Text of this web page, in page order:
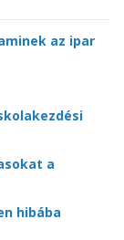
az ipar
a
hibába